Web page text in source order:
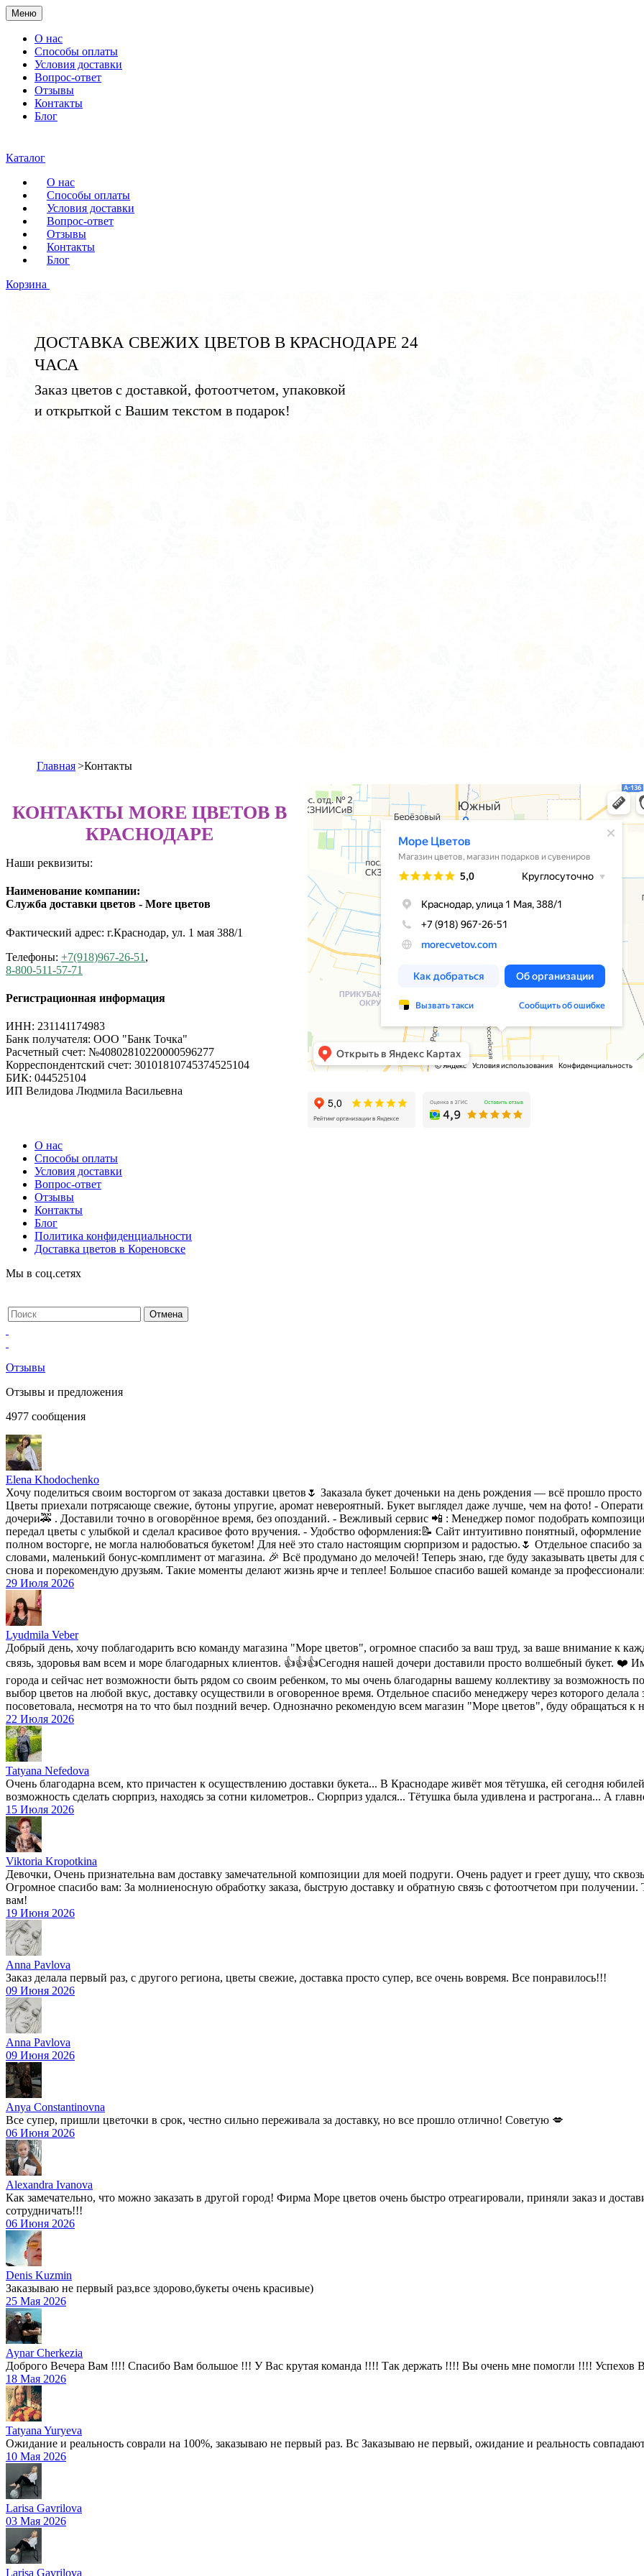
Меню
О нас
Способы оплаты
Условия доставки
Вопрос-ответ
Отзывы
Контакты
Блог
Каталог
О нас
Способы оплаты
Условия доставки
Вопрос-ответ
Отзывы
Контакты
Блог
Корзина
ДОСТАВКА СВЕЖИХ ЦВЕТОВ В КРАСНОДАРЕ 24
ЧАСА
Заказ цветов с доставкой, фотоотчетом, упаковкой
и открыткой с Вашим текстом в подарок!
Главная>Контакты
КОНТАКТЫ MORE ЦВЕТОВ В
КРАСНОДАРЕ
Наши реквизиты:
Наименование компании:
Служба доставки цветов - More цветов
Фактический адрес: г.Краснодар, ул. 1 мая 388/1
Телефоны: +7(918)967-26-51 ,
8-800-511-57-71
Регистрационная информация
ИНН: 231141174983
Банк получателя: ООО "Банк Точка"
Расчетный счет: №40802810220000596277
Корреспондентский счет: 30101810745374525104
БИК: 044525104
ИП Велидова Людмила Васильевна
О нас
Способы оплаты
Условия доставки
Вопрос-ответ
Отзывы
Контакты
Блог
Политика конфиденциальности
Доставка цветов в Кореновске
Мы в соц.сетях
Отзывы
Отзывы и предложения
4977 сообщения
Elena Khodochenko
Хочу поделиться своим восторгом от заказа доставки цветов🌷 Заказала букет доченьки на день рождения — всё прошло
Цветы приехали потрясающе свежие, бутоны упругие, аромат невероятный. Букет выглядел даже лучше, чем на фото! -
дочери🚕 . Доставили точно в оговорённое время, без опозданий. - Вежливый сервис 📲 : Менеджер помог подобрать
передал цветы с улыбкой и сделал красивое фото вручения. - Удобство оформления:📝 Сайт интуитивно понятный,
полном восторге, не могла налюбоваться букетом! Для неё это стало настоящим сюрпризом и радостью.🌷 Отдельное спасибо
словами, маленький бонус-комплимент от магазина. 🎉 Всё продумано до мелочей! Теперь знаю, где буду заказывать цветы
снова и порекомендую друзьям. Такие моменты делают жизнь ярче и теплее! Большое спасибо вашей команде за
29 Июля 2026
Lyudmila Veber
Добрый день, хочу поблагодарить всю команду магазина "Море цветов", огромное спасибо за ваш труд, за ваше внимание к
связь, здоровья вам всем и море благодарных клиентов. 👍👍👍Сегодня нашей дочери доставили просто волшебный букет. ❤️
города и сейчас нет возможности быть рядом со своим ребенком, то мы очень благодарны вашему коллективу за возможность
выбор цветов на любой вкус, доставку осуществили в оговоренное время. Отдельное спасибо менеджеру через которого делала
посоветовала, несмотря на то что был поздний вечер. Однозначно рекомендую всем магазин "Море цветов", буду обращаться
22 Июля 2026
Tatyana Nefedova
Очень благодарна всем, кто причастен к осуществлению доставки букета... В Краснодаре живёт моя тётушка, ей сегодня
возможность сделать сюрприз, находясь за сотни километров.. Сюрприз удался... Тётушка была удивлена и растрогана... А
15 Июля 2026
Viktoria Kropotkina
Девочки, Очень признательна вам доставку замечательной композиции для моей подруги. Очень радует и греет душу, что
Огромное спасибо вам: За молниеносную обработку заказа, быструю доставку и обратную связь с фотоотчетом при
вам!
19 Июня 2026
Anna Pavlova
Заказ делала первый раз, с другого региона, цветы свежие, доставка просто супер, все очень вовремя. Все понравилось!!!
09 Июня 2026
Anna Pavlova
09 Июня 2026
Anya Constantinovna
Все супер, пришли цветочки в срок, честно сильно переживала за доставку, но все прошло отлично! Советую 💋
06 Июня 2026
Alexandra Ivanova
Как замечательно, что можно заказать в другой город! Фирма Море цветов очень быстро отреагировали, приняли заказ и
сотрудничать!!!
06 Июня 2026
Denis Kuzmin
Заказываю не первый раз,все здорово,букеты очень красивые)
25 Мая 2026
Aynar Cherkezia
Доброго Вечера Вам !!!! Спасибо Вам большое !!! У Вас крутая команда !!!! Так держать !!!! Вы очень мне помогли !!!! Успехов
18 Мая 2026
Tatyana Yuryeva
Ожидание и реальность соврали на 100%, заказываю не первый раз. Вс Заказываю не первый, ожидание и реальность
10 Мая 2026
Larisa Gavrilova
03 Мая 2026
Larisa Gavrilova